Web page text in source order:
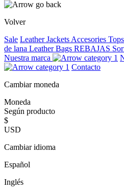
Volver
Sale Leather Jackets Accesories Tops
de lana Leather Bags REBAJAS
Nuestra marca
Contacto
Cambiar moneda
Moneda
Según producto
$
USD
Cambiar idioma
Español
Inglés